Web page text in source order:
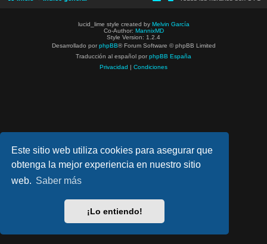
Este sitio web utiliza cookies para asegurar que
obtenga la mejor experiencia en nuestro sitio
web. Saber más
¡Lo entiendo!
lucid_lime style created by Melvin García
Co-Author: MannixMD
Style Version: 1.2.4
Desarrollado por phpBB® Forum Software © phpBB Limited
Traducción al español por phpBB España
Privacidad | Condiciones